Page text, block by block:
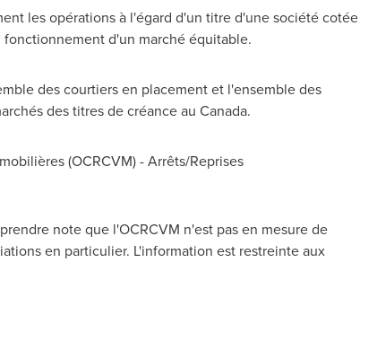
les opérations à l'égard d'un titre d'une société cotée
fonctionnement d'un marché équitable.
des courtiers en placement et l'ensemble des
des titres de créance au Canada.
(OCRCVM) - Arrêts/Reprises
note que l'OCRCVM n'est pas en mesure de
en particulier. L'information est restreinte aux